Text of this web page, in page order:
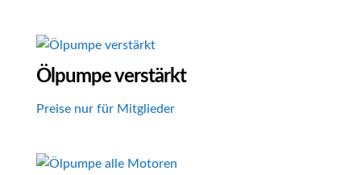
Ölpumpe verstärkt
Preise nur für Mitglieder